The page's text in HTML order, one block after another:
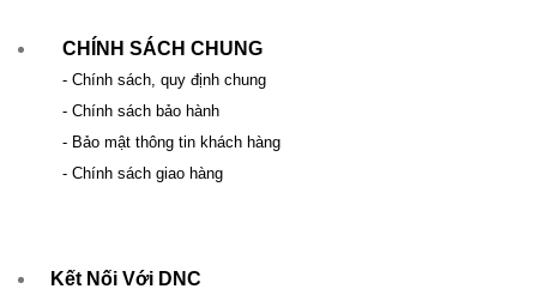
CHÍNH SÁCH CHUNG
- Chính sách, quy định chung
- Chính sách bảo hành
- Bảo mật thông tin khách hàng
- Chính sách giao hàng
Kết Nối Với DNC